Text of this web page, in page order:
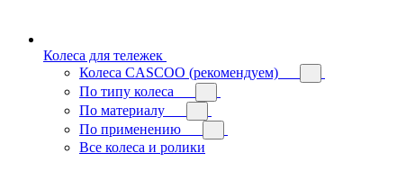
Колеса для тележек
Колеса CASCOO (рекомендуем)
По типу колеса
По материалу
По применению
Все колеса и ролики